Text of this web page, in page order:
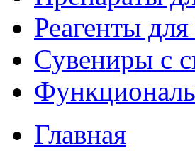
Реагенты
Сувениры с
Главная